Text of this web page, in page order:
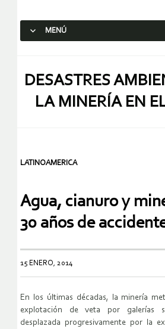
MENÚ
DESASTRES
LA MINERÍA EN
LATINOAMERICA
Agua, cianuro y
30 años de
15 ENERO, 2014
En los últimas décadas, la minería
explotación de veta por galerías
desplazada progresivamente por la